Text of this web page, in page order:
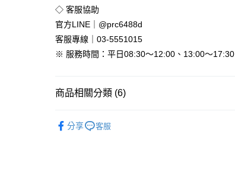
運送方式
全家付款取貨
免運費
免運費
每筆NT$80，滿NT$800(含以上)免運費
◇ 客服協助
官方LINE｜@prc6488d
客服專線｜03-5551015
※ 服務時間：平日08:30～12:00、13:00～17:30
商品相關分類 (6)
分享 客服